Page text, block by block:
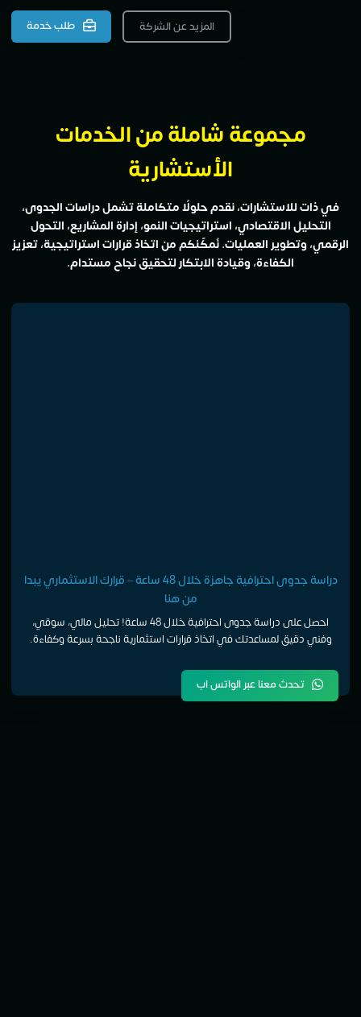
تحدث معنا عبر الواتس اب
طلب خدمة المزيد عن الشركة
مجموعة شاملة من الخدمات
الأستشارية
في ذات للاستشارات، نقدم حلولًا متكاملة تشمل دراسات الجدوى،
التحليل الاقتصادي، استراتيجيات النمو، إدارة المشاريع، التحول
الرقمي، وتطوير العمليات. نُمكّنكم من اتخاذ قرارات استراتيجية، تعزيز
الكفاءة، وقيادة الابتكار لتحقيق نجاح مستدام.
دراسة جدوى احترافية جاهزة خلال 48 ساعة – قرارك الاستثماري يبدا
من هنا
احصل على دراسة جدوى احترافية خلال 48 ساعة! تحليل مالي، سوقي،
وفني دقيق لمساعدتك في اتخاذ قرارات استثمارية ناجحة بسرعة وكفاءة.